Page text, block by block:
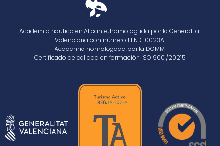
Academia náutica en Alicante, homologada por la Generalitat
Valenciana con número EEND-0023A.
Academia homologada por la DGMM.
Certificado de calidad en formación ISO 9001/20215